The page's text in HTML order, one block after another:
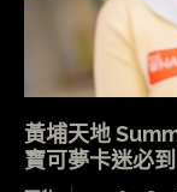
黃埔天地
寶可夢卡迷必到